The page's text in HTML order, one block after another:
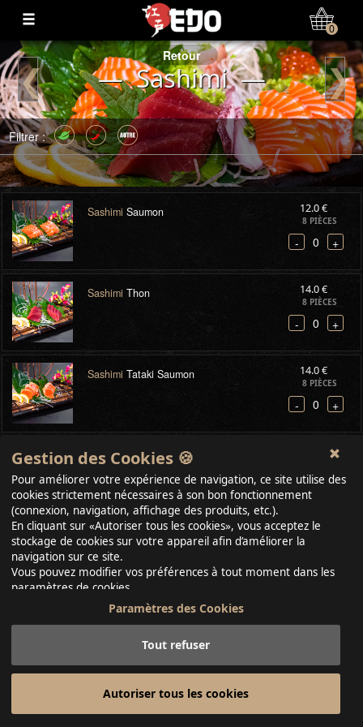
0
Gestion des Cookies 🍪
Pour améliorer votre expérience de navigation, ce site utilise des
cookies strictement nécessaires à son bon fonctionnement
(connexion, navigation, affichage des produits, etc.).
En cliquant sur «Autoriser tous les cookies», vous acceptez le
stockage de cookies sur votre appareil afin d’améliorer la
navigation sur ce site.
Vous pouvez modifier vos préférences à tout moment dans les
paramètres de cookies.
Paramètres des Cookies
Tout refuser
Autoriser tous les cookies
Retour
— Sashimi —
❮ ❯
Filtrer :
Sashimi Saumon 12.0 €
8 PIÈCES
- 0 +
Sashimi Thon 14.0 €
8 PIÈCES
- 0 +
Sashimi Tataki Saumon 14.0 €
8 PIÈCES
- 0 +
SashimiTataki Thon 16.0 €
- 0 +
SashimiMoriawase 35.0 €
24 PIÈCES
- 0 +